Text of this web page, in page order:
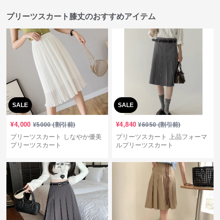
プリーツスカート膝丈のおすすめアイテム
SALE
¥4,000 ¥5000(割引前)
プリーツスカート しなやか優美
プリーツスカート
SALE
¥4,840 ¥6050(割引前)
プリーツスカート 上品フォーマ
ルプリーツスカート